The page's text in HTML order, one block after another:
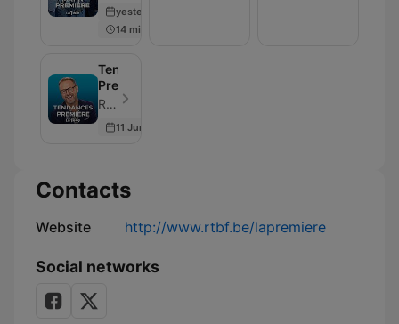
yesterday
14 min
Tendances
Première
RTBF - Episode 69
11 Jun 2026
Contacts
Website http://www.rtbf.be/lapremiere
Social networks